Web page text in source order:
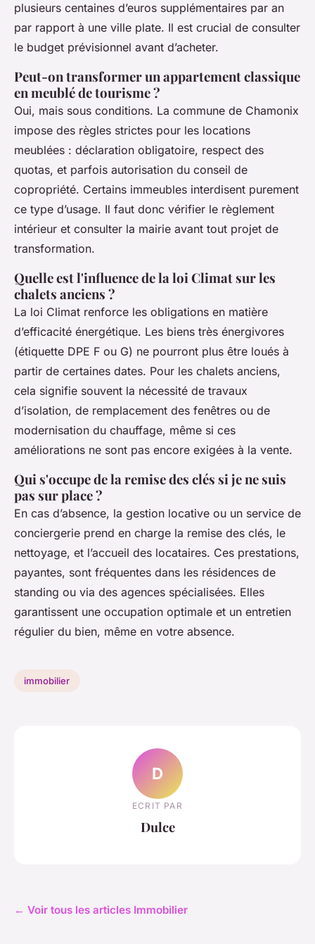
plusieurs centaines d’euros supplémentaires par an
par rapport à une ville plate. Il est crucial de consulter
le budget prévisionnel avant d’acheter.
Peut-on transformer un appartement classique
en meublé de tourisme ?
Oui, mais sous conditions. La commune de Chamonix
impose des règles strictes pour les locations
meublées : déclaration obligatoire, respect des
quotas, et parfois autorisation du conseil de
copropriété. Certains immeubles interdisent purement
ce type d’usage. Il faut donc vérifier le règlement
intérieur et consulter la mairie avant tout projet de
transformation.
Quelle est l'influence de la loi Climat sur les
chalets anciens ?
La loi Climat renforce les obligations en matière
d’efficacité énergétique. Les biens très énergivores
(étiquette DPE F ou G) ne pourront plus être loués à
partir de certaines dates. Pour les chalets anciens,
cela signifie souvent la nécessité de travaux
d’isolation, de remplacement des fenêtres ou de
modernisation du chauffage, même si ces
améliorations ne sont pas encore exigées à la vente.
Qui s'occupe de la remise des clés si je ne suis
pas sur place ?
En cas d’absence, la gestion locative ou un service de
conciergerie prend en charge la remise des clés, le
nettoyage, et l’accueil des locataires. Ces prestations,
payantes, sont fréquentes dans les résidences de
standing ou via des agences spécialisées. Elles
garantissent une occupation optimale et un entretien
régulier du bien, même en votre absence.
immobilier
D
ECRIT PAR
Dulce
← Voir tous les articles Immobilier